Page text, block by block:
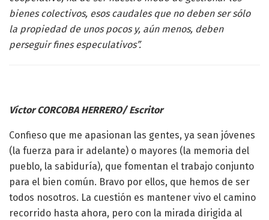
bienes colectivos, esos caudales que no deben ser sólo
la propiedad de unos pocos y, aún menos, deben
perseguir fines especulativos”.
Víctor CORCOBA HERRERO/ Escritor
Confieso que me apasionan las gentes, ya sean jóvenes
(la fuerza para ir adelante) o mayores (la memoria del
pueblo, la sabiduría), que fomentan el trabajo conjunto
para el bien común. Bravo por ellos, que hemos de ser
todos nosotros. La cuestión es mantener vivo el camino
recorrido hasta ahora, pero con la mirada dirigida al